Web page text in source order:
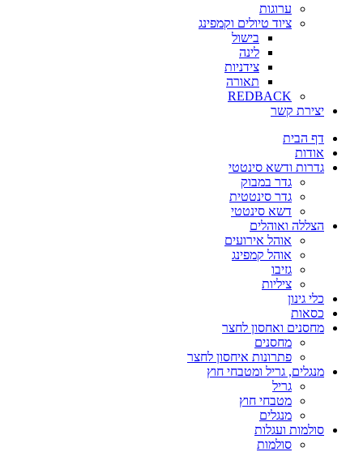
ערוגות
ציוד טיולים וקמפינג
בישול
לינה
צידניות
תאורה
REDBACK
יצירת קשר
דף הבית
אודות
גדרות ודשא סינטטי
גדר במבוק
גדר סינטטית
דשא סינטטי
הצללה ואוהלים
אוהל אירועים
אוהל קמפינג
גזיבו
ציליות
כלי גינון
כסאות
מחסנים ואחסון לחצר
מחסנים
פתרונות איחסון לחצר
מנגלים, גריל ומטבחי חוץ
גריל
מטבחי חוץ
מנגלים
סולמות ועגלות
סולמות